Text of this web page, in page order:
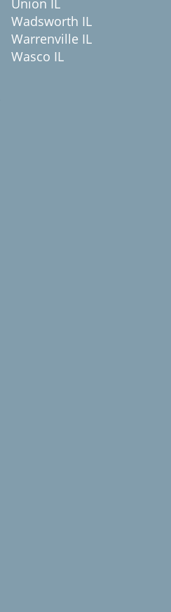
Union IL
Wadsworth IL
Warrenville IL
Wasco IL